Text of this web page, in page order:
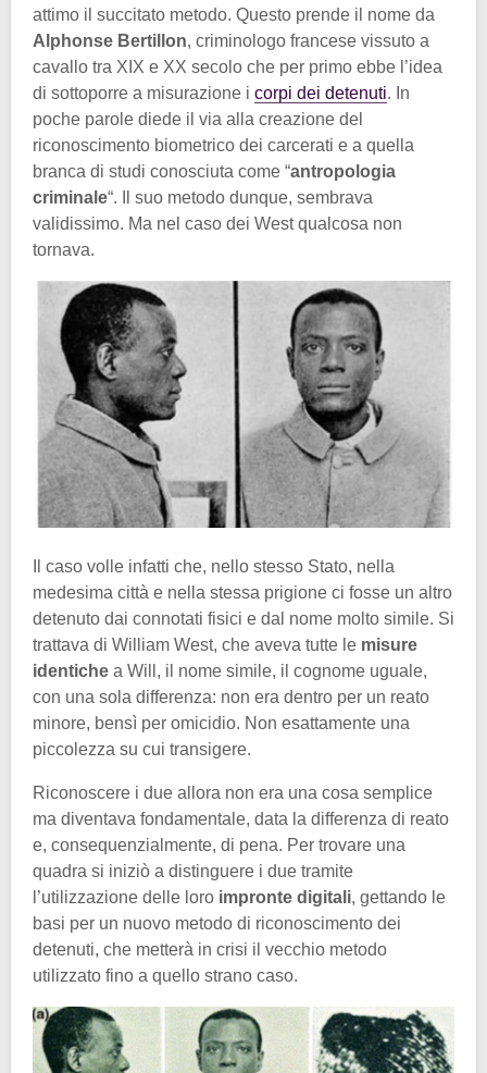
attimo il succitato metodo. Questo prende il nome da
Alphonse Bertillon, criminologo francese vissuto a
cavallo tra XIX e XX secolo che per primo ebbe l’idea
di sottoporre a misurazione i corpi dei detenuti. In
poche parole diede il via alla creazione del
riconoscimento biometrico dei carcerati e a quella
branca di studi conosciuta come “antropologia
criminale“. Il suo metodo dunque, sembrava
validissimo. Ma nel caso dei West qualcosa non
tornava.
Il caso volle infatti che, nello stesso Stato, nella
medesima città e nella stessa prigione ci fosse un altro
detenuto dai connotati fisici e dal nome molto simile. Si
trattava di William West, che aveva tutte le misure
identiche a Will, il nome simile, il cognome uguale,
con una sola differenza: non era dentro per un reato
minore, bensì per omicidio. Non esattamente una
piccolezza su cui transigere.
Riconoscere i due allora non era una cosa semplice
ma diventava fondamentale, data la differenza di reato
e, consequenzialmente, di pena. Per trovare una
quadra si iniziò a distinguere i due tramite
l’utilizzazione delle loro impronte digitali, gettando le
basi per un nuovo metodo di riconoscimento dei
detenuti, che metterà in crisi il vecchio metodo
utilizzato fino a quello strano caso.